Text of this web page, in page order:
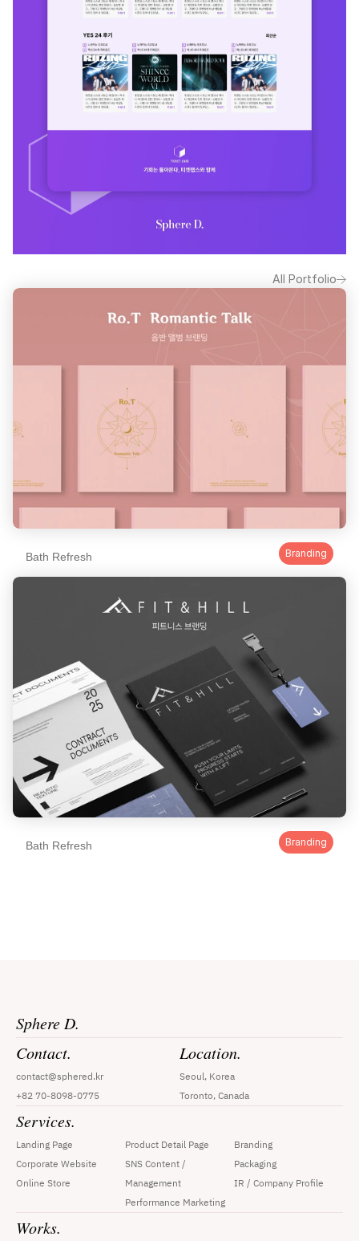
All Portfolio
Bath Refresh Branding
Bath Refresh Branding
Sphere D.
Contact.
contact@sphered.kr
+82 70-8098-0775
Location.
Seoul, Korea
Toronto, Canada
Services.
Branding
Packaging
IR / Company Profile
Landing Page
Corporate Website
Online Store
Product Detail Page
SNS Content /
Management
Performance Marketing
Works.